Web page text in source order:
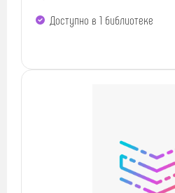
Доступно в 1 библиотекe